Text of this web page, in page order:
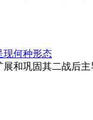
现何种形态
和巩固其二战后